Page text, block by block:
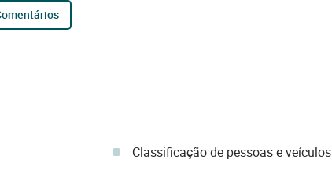
comentários
Classificação de pessoas e veículos